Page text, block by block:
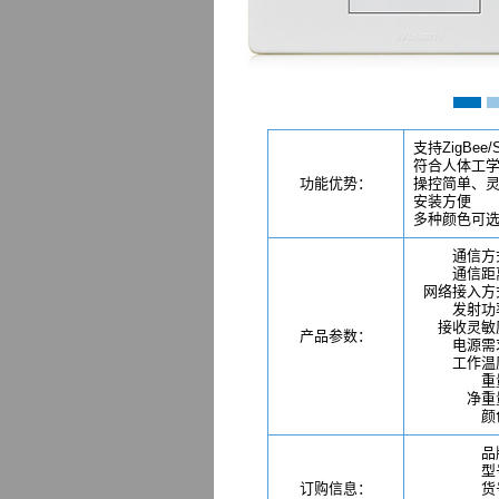
功能优势：
支持ZigBee/
符合人体工
操控简单、
安装方便
多种颜色可
产品参数：
通信方
通信距
网络接入
发射功
接收灵敏
电源
工作
重
净重
颜
订购信息：
品
型
货